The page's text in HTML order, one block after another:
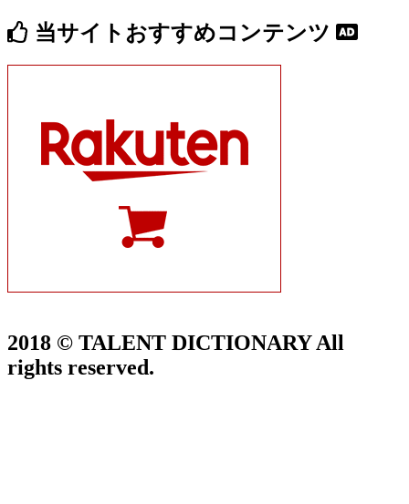
当サイトおすすめコンテンツ
2018 © TALENT DICTIONARY All
rights reserved.